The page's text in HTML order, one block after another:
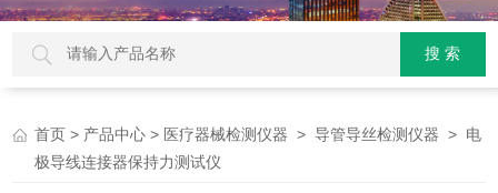
首页 > 产品中心 > 医疗器械检测仪器 >导管导丝检测仪器 > 电
极导线连接器保持力测试仪